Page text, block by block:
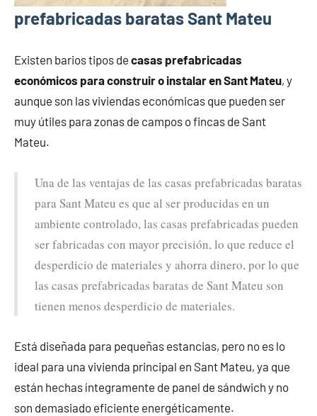
prefabricadas baratas Sant Mateu
Existen barios tipos de casas prefabricadas
económicos para construir o instalar en Sant Mateu, y
aunque son las viviendas económicas que pueden ser
muy útiles para zonas de campos o fincas de Sant
Mateu.
Una de las ventajas de las casas prefabricadas baratas
para Sant Mateu es que al ser producidas en un
ambiente controlado, las casas prefabricadas pueden
ser fabricadas con mayor precisión, lo que reduce el
desperdicio de materiales y ahorra dinero, por lo que
las casas prefabricadas baratas de Sant Mateu son
tienen menos desperdicio de materiales.
Está diseñada para pequeñas estancias, pero no es lo
ideal para una vivienda principal en Sant Mateu, ya que
están hechas íntegramente de panel de sándwich y no
son demasiado eficiente energéticamente.